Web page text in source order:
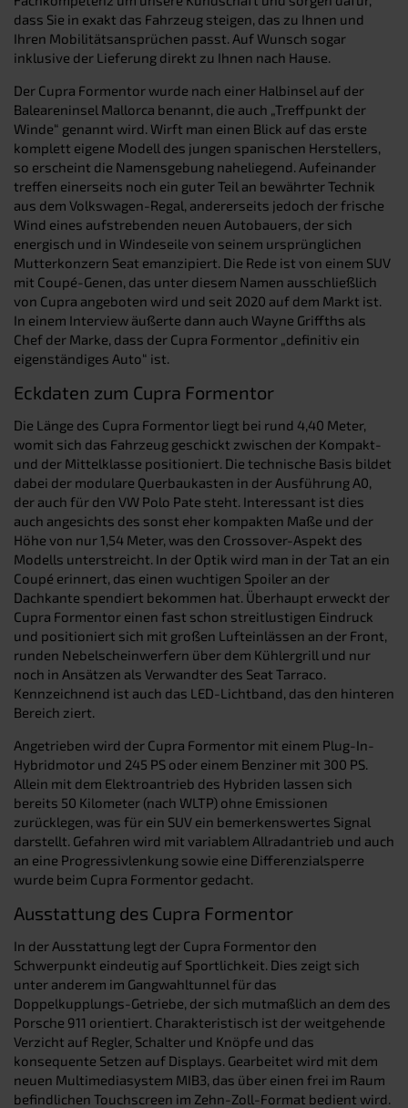
dass Sie in exakt das Fahrzeug steigen, das zu Ihnen und
Ihren Mobilitätsansprüchen passt. Auf Wunsch sogar
inklusive der Lieferung direkt zu Ihnen nach Hause.
Der Cupra Formentor wurde nach einer Halbinsel auf der
Baleareninsel Mallorca benannt, die auch „Treffpunkt der
Winde“ genannt wird. Wirft man einen Blick auf das erste
komplett eigene Modell des jungen spanischen Herstellers,
so erscheint die Namensgebung naheliegend. Aufeinander
treffen einerseits noch ein guter Teil an bewährter Technik
aus dem Volkswagen-Regal, andererseits jedoch der frische
Wind eines aufstrebenden neuen Autobauers, der sich
energisch und in Windeseile von seinem ursprünglichen
Mutterkonzern Seat emanzipiert. Die Rede ist von einem SUV
mit Coupé-Genen, das unter diesem Namen ausschließlich
von Cupra angeboten wird und seit 2020 auf dem Markt ist.
In einem Interview äußerte dann auch Wayne Griffths als
Chef der Marke, dass der Cupra Formentor „definitiv ein
eigenständiges Auto“ ist.
Eckdaten zum Cupra Formentor
Die Länge des Cupra Formentor liegt bei rund 4,40 Meter,
womit sich das Fahrzeug geschickt zwischen der Kompakt-
und der Mittelklasse positioniert. Die technische Basis bildet
dabei der modulare Querbaukasten in der Ausführung A0,
der auch für den VW Polo Pate steht. Interessant ist dies
auch angesichts des sonst eher kompakten Maße und der
Höhe von nur 1,54 Meter, was den Crossover-Aspekt des
Modells unterstreicht. In der Optik wird man in der Tat an ein
Coupé erinnert, das einen wuchtigen Spoiler an der
Dachkante spendiert bekommen hat. Überhaupt erweckt der
Cupra Formentor einen fast schon streitlustigen Eindruck
und positioniert sich mit großen Lufteinlässen an der Front,
runden Nebelscheinwerfern über dem Kühlergrill und nur
noch in Ansätzen als Verwandter des Seat Tarraco.
Kennzeichnend ist auch das LED-Lichtband, das den hinteren
Bereich ziert.
Angetrieben wird der Cupra Formentor mit einem Plug-In-
Hybridmotor und 245 PS oder einem Benziner mit 300 PS.
Allein mit dem Elektroantrieb des Hybriden lassen sich
bereits 50 Kilometer (nach WLTP) ohne Emissionen
zurücklegen, was für ein SUV ein bemerkenswertes Signal
darstellt. Gefahren wird mit variablem Allradantrieb und auch
an eine Progressivlenkung sowie eine Differenzialsperre
wurde beim Cupra Formentor gedacht.
Ausstattung des Cupra Formentor
In der Ausstattung legt der Cupra Formentor den
Schwerpunkt eindeutig auf Sportlichkeit. Dies zeigt sich
unter anderem im Gangwahltunnel für das
Doppelkupplungs-Getriebe, der sich mutmaßlich an dem des
Porsche 911 orientiert. Charakteristisch ist der weitgehende
Verzicht auf Regler, Schalter und Knöpfe und das
konsequente Setzen auf Displays. Gearbeitet wird mit dem
neuen Multimediasystem MIB3, das über einen frei im Raum
befindlichen Touchscreen im Zehn-Zoll-Format bedient wird.